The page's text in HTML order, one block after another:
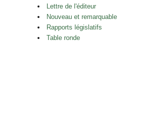
Lettre de l'éditeur
Nouveau et remarquable
Rapports législatifs
Table ronde